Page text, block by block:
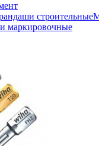
строительные
маркировочные